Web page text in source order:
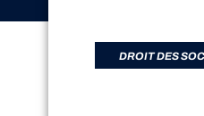
DROIT DES